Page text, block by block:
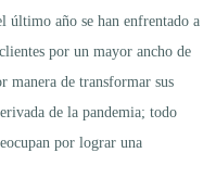
último año se han enfrentado a
por un mayor ancho de
manera de transformar sus
de la pandemia; todo
por lograr una